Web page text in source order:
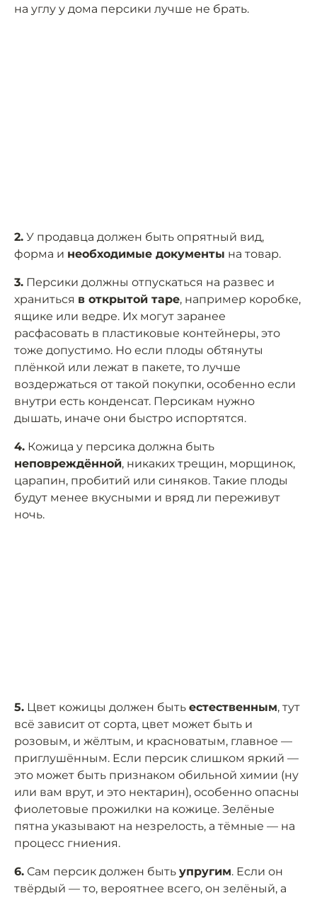
на углу у дома персики лучше не брать.
2. У продавца должен быть опрятный вид,
форма и необходимые документы на товар.
3. Персики должны отпускаться на развес и
храниться в открытой таре, например коробке,
ящике или ведре. Их могут заранее
расфасовать в пластиковые контейнеры, это
тоже допустимо. Но если плоды обтянуты
плёнкой или лежат в пакете, то лучше
воздержаться от такой покупки, особенно если
внутри есть конденсат. Персикам нужно
дышать, иначе они быстро испортятся.
4. Кожица у персика должна быть
неповреждённой, никаких трещин, морщинок,
царапин, пробитий или синяков. Такие плоды
будут менее вкусными и вряд ли переживут
ночь.
5. Цвет кожицы должен быть естественным, тут
всё зависит от сорта, цвет может быть и
розовым, и жёлтым, и красноватым, главное —
приглушённым. Если персик слишком яркий —
это может быть признаком обильной химии (ну
или вам врут, и это нектарин), особенно опасны
фиолетовые прожилки на кожице. Зелёные
пятна указывают на незрелость, а тёмные — на
процесс гниения.
6. Сам персик должен быть упругим. Если он
твёрдый — то, вероятнее всего, он зелёный, а